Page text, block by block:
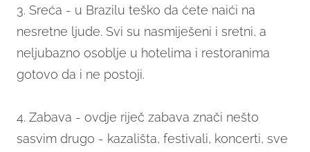
3. Sreća - u Brazilu teško da ćete naići na
nesretne ljude. Svi su nasmiješeni i sretni, a
neljubazno osoblje u hotelima i restoranima
gotovo da i ne postoji.
4. Zabava - ovdje riječ zabava znači nešto
sasvim drugo - kazališta, festivali, koncerti, sve